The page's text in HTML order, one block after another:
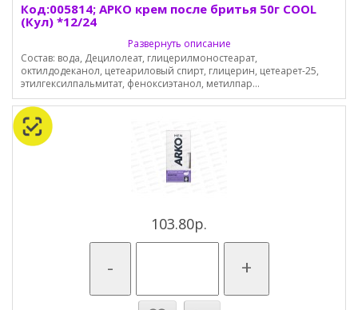
Код:005814; АРКО крем после бритья 50г COOL
(Кул) *12/24
Развернуть описание
Состав: вода, Децилолеат, глицерилмоностеарат,
октилдодеканол, цетеариловый спирт, глицерин, цетеарет-25,
этилгексилпальмитат, феноксиэтанол, метилпар...
103.80р.
- +